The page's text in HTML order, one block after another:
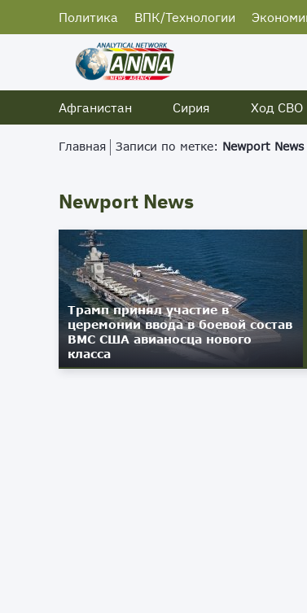
Политика ВПК/Технологии
Афганистан
Сирия Ход СВО
Главная Записи по метке: Newport News
Newport News
Трамп принял участие в
церемонии ввода в боевой состав
ВМС США авианосца нового
класса